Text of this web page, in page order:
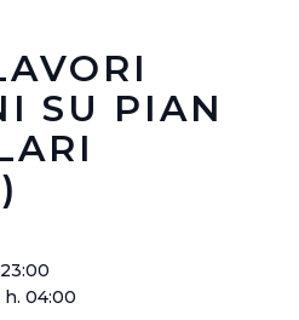
SU PIAN
h. 04:00